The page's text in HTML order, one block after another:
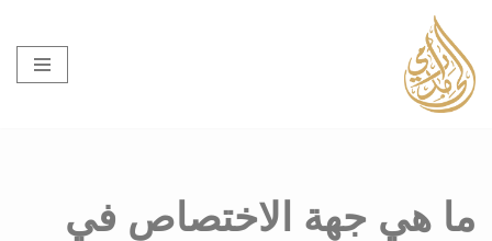
تخطى
إلى
المحتوى
ما هي جهة الاختصاص في